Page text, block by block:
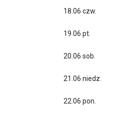
18.06 czw.
19.06 pt.
20.06 sob.
21.06 niedz.
22.06 pon.